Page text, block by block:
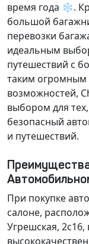
время года ❄️.
большой
перевозки
идеальным
путешествий с
таким огромным
возможностей,
выбором для
безопасный
и путешествий.
При покупке
салоне,
Угрешская,